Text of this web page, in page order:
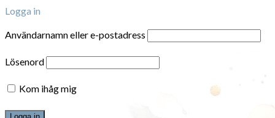
Logga in
Användarnamn eller e-postadress
Lösenord
Kom ihåg mig